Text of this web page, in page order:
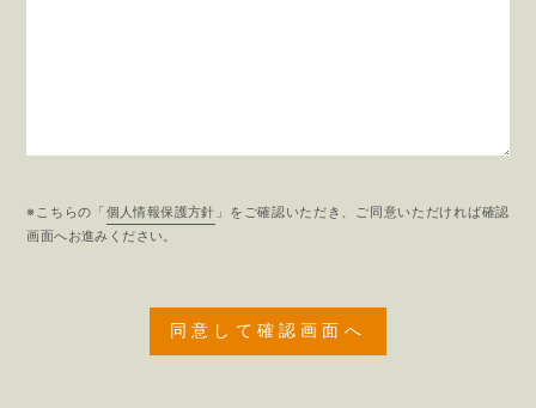
※こちらの「個人情報保護方針 」をご確認いただき、ご同意いただければ確認
画面へお進みください。